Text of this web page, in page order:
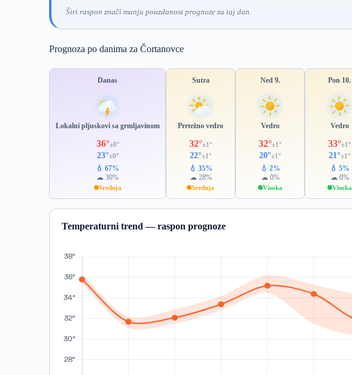
Širi raspon znači manju pouzdanost prognoze za taj dan.
Prognoza po danima za Čortanovce
Danas
Lokalni pljuskovi sa grmljavinom
36°±0°
23°±0°
💧 67%
☁ 30%
Srednja
Sutra
Pretežno vedro
32°±1°
22°±1°
💧 35%
☁ 28%
Srednja
Ned 9.
Vedro
32°±1°
20°±1°
💧 2%
☁ 0%
Visoka
Pon 10.
Vedro
33°±1°
21°±1°
💧 5%
☁ 0%
Visoka
Temperaturni trend — raspon prognoze